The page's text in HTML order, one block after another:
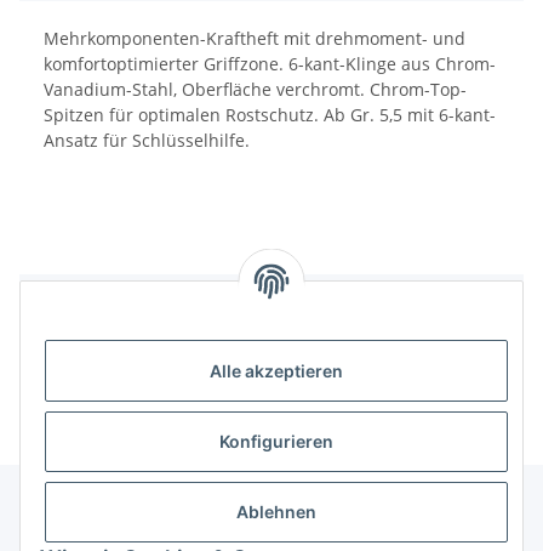
Alle akzeptieren
Konfigurieren
Ablehnen
Mehrkomponenten-Kraftheft mit drehmoment- und
komfortoptimierter Griffzone. 6-kant-Klinge aus Chrom-
Vanadium-Stahl, Oberfläche verchromt. Chrom-Top-
Spitzen für optimalen Rostschutz. Ab Gr. 5,5 mit 6-kant-
Ansatz für Schlüsselhilfe.
Benachrichtigen, wenn verfügbar